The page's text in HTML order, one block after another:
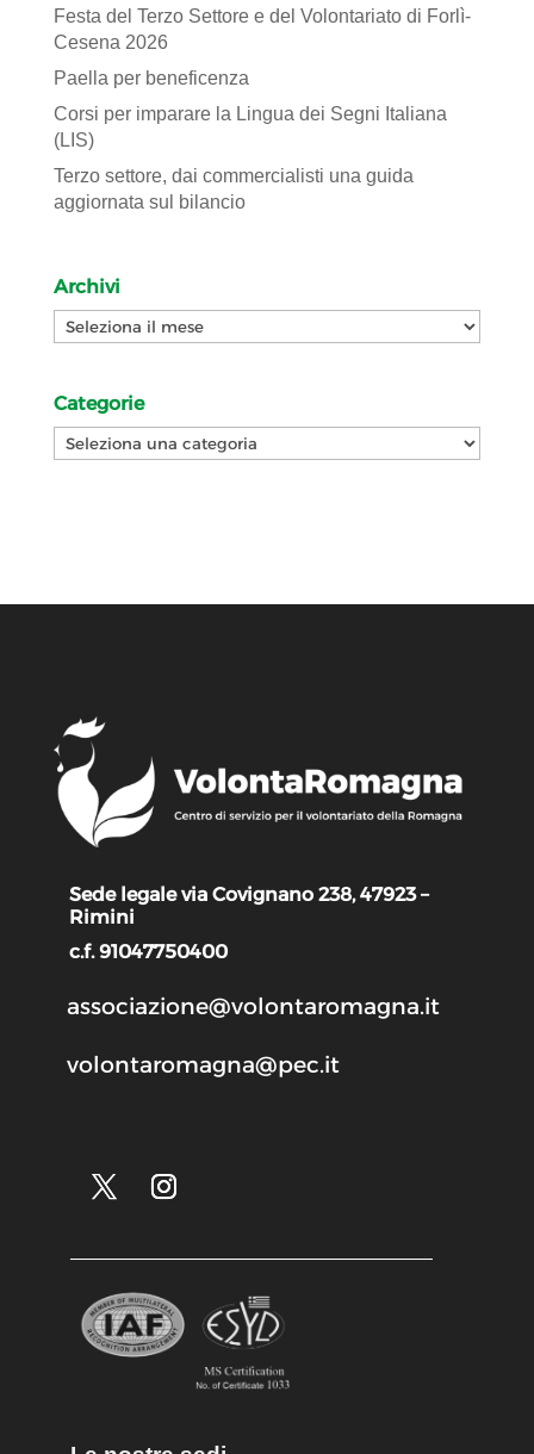
Festa del Terzo Settore e del Volontariato di Forlì-
Cesena 2026
Paella per beneficenza
Corsi per imparare la Lingua dei Segni Italiana
(LIS)
Terzo settore, dai commercialisti una guida
aggiornata sul bilancio
Archivi
Archivi
Categorie
Categorie
Sede legale via Covignano 238, 47923 –
Rimini
c.f. 91047750400
associazione@volontaromagna.it
volontaromagna@pec.it